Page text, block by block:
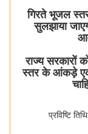
गिरते भूजल
सुलझाया
राज्य सरकारों
स्तर के आंकड़े
प्रविष्टि